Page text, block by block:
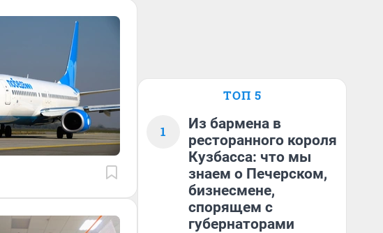
ТОП 5
1
Из бармена в
ресторанного короля
Кузбасса: что мы
знаем о Печерском,
бизнесмене,
спорящем с
губернаторами